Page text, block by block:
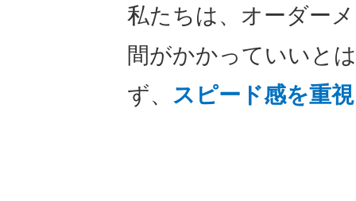
私たちは、オーダー
間がかかっていいと
ず、 スピード感を重視